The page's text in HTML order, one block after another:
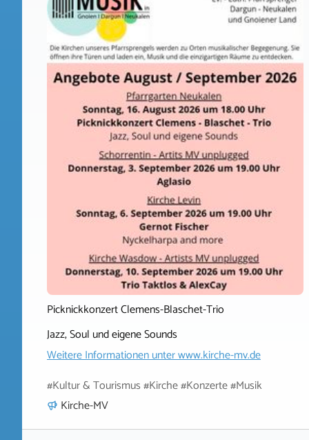
Picknickkonzert Clemens-Blaschet-Trio
Jazz, Soul und eigene Sounds
Weitere Informationen unterwww.kirche-mv.de
#Kultur & Tourismus #Kirche #Konzerte #Musik
Kirche-MV